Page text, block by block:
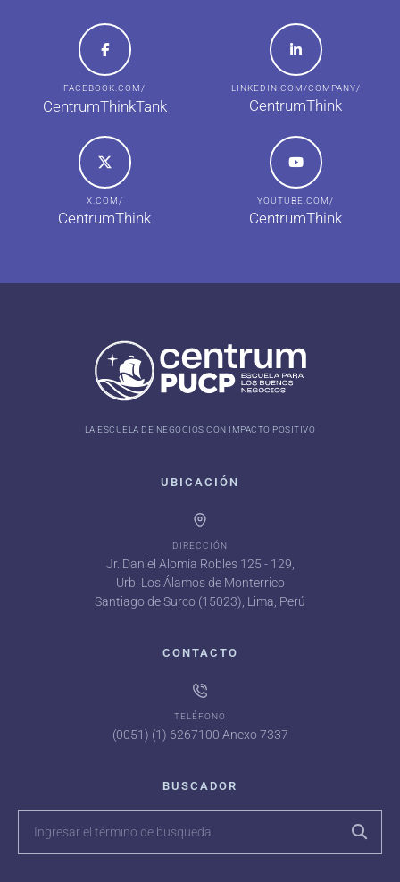
FACEBOOK.COM/
CentrumThinkTank
LINKEDIN.COM/COMPANY/
CentrumThink
X.COM/
CentrumThink
YOUTUBE.COM/
CentrumThink
LA ESCUELA DE NEGOCIOS CON IMPACTO POSITIVO
UBICACIÓN
DIRECCIÓN
Jr. Daniel Alomía Robles 125 - 129,
Urb. Los Álamos de Monterrico
Santiago de Surco (15023), Lima, Perú
CONTACTO
TELÉFONO
(0051) (1) 6267100 Anexo 7337
BUSCADOR